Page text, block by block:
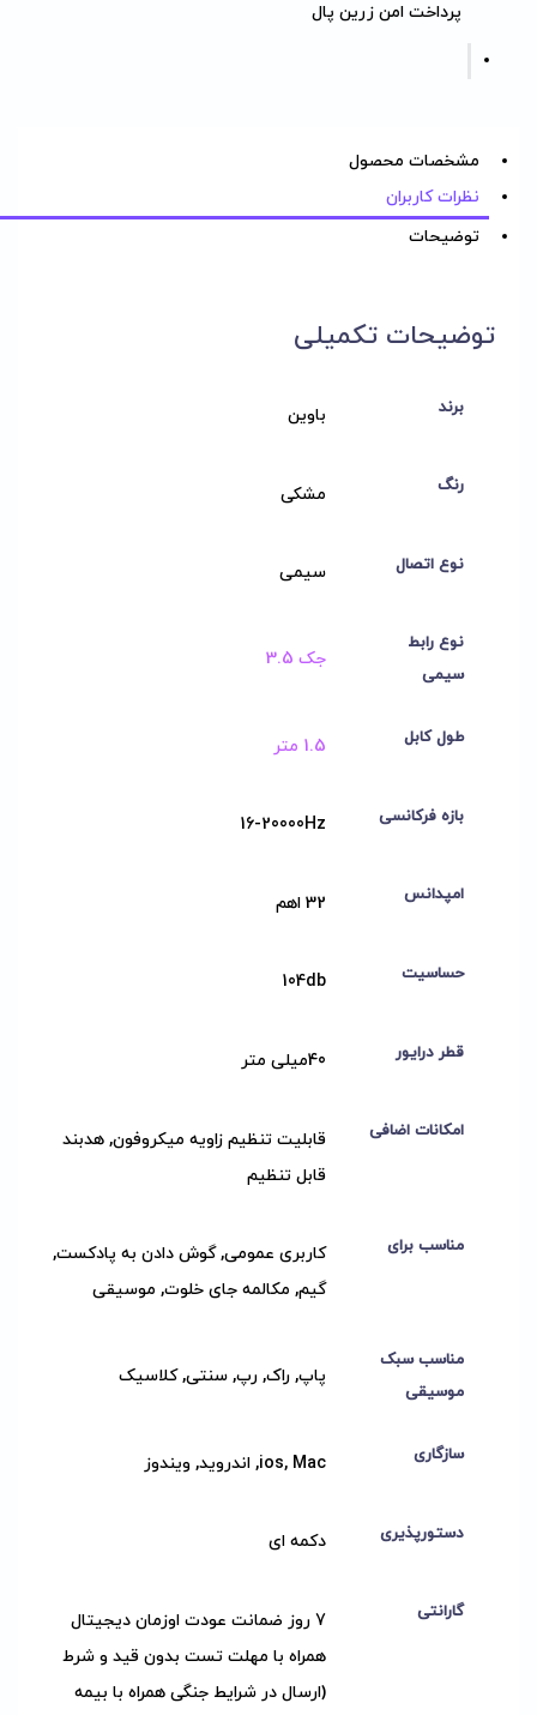
پرداخت امن زرین پال
مشخصات محصول
نظرات کاربران
توضیحات
توضیحات تکمیلی
برند باوین
رنگ مشکی
نوع اتصال سیمی
نوع رابط
سیمی
جک 3.5
طول کابل 1.5 متر
بازه فرکانسی 16-20000Hz
امپدانس 32 اهم
حساسیت 104db
قطر درایور 40میلی متر
امکانات اضافی
قابلیت تنظیم زاویه میکروفون, هدبند
قابل تنظیم
مناسب برای
کاربری عمومی, گوش دادن به پادکست,
گیم, مکالمه جای خلوت, موسیقی
مناسب سبک
موسیقی
پاپ, راک, رپ, سنتی, کلاسیک
سازگاری ios, Mac, اندروید, ویندوز
دستورپذیری دکمه ای
گارانتی
7 روز ضمانت عودت اوزمان دیجیتال
همراه با مهلت تست بدون قید و شرط
(ارسال در شرایط جنگی همراه با بیمه